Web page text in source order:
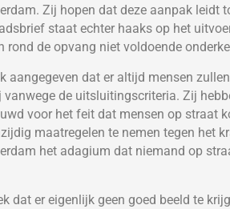
Zij hopen dat deze aanpak leidt
staat echter haaks op het
de opvang niet voldoende
aangegeven dat er altijd mensen
de uitsluitingscriteria. Zij
voor het feit dat mensen op straat
maatregelen te nemen tegen het
het adagium dat niemand op
dat er eigenlijk geen goed beeld te